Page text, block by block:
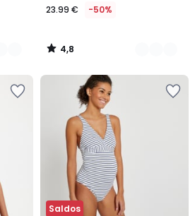
23.99 € -50%
4,8
/
Saldos